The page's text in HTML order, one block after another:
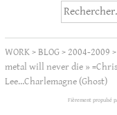
Rechercher :
WORK>BLOG> 2004-2009 >
metal will never die »
Lee…Charlemagne (Ghost)
Fièrement propulsé